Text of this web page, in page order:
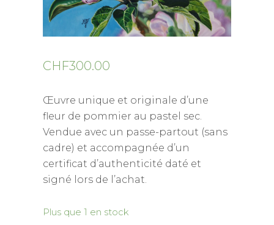
CHF300.00
Œuvre unique et originale d’une
fleur de pommier au pastel sec.
Vendue avec un passe-partout (sans
cadre) et accompagnée d’un
certificat d’authenticité daté et
signé lors de l’achat.
Plus que 1 en stock